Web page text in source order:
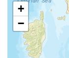
+
−